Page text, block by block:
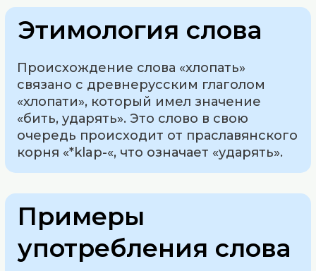
Этимология слова
Происхождение слова «хлопать»
связано с древнерусским глаголом
«хлопати», который имел значение
«бить, ударять». Это слово в свою
очередь происходит от праславянского
корня «*klap-«, что означает «ударять».
Примеры
употребления слова